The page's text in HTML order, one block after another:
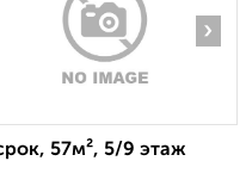
›
57м², 5/9 этаж